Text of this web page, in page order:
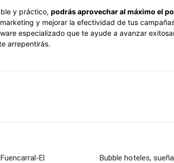
y práctico, podrás aprovechar al máximo el
y mejorar la efectividad de tus
especializado que te ayude a avanzar
arrepentirás.
El
Bubble hoteles,